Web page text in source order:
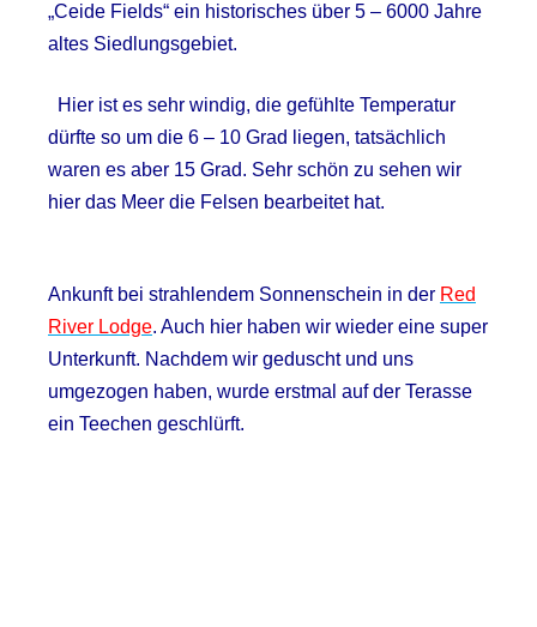
„Ceide Fields“ ein historisches über 5 – 6000 Jahre
altes Siedlungsgebiet.
Hier ist es sehr windig, die gefühlte Temperatur
dürfte so um die 6 – 10 Grad liegen, tatsächlich
waren es aber 15 Grad. Sehr schön zu sehen wir
hier das Meer die Felsen bearbeitet hat.
Ankunft bei strahlendem Sonnenschein in der Red
River Lodge. Auch hier haben wir wieder eine super
Unterkunft. Nachdem wir geduscht und uns
umgezogen haben, wurde erstmal auf der Terasse
ein Teechen geschlürft.